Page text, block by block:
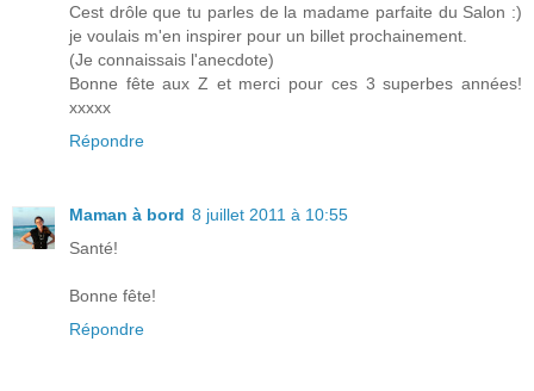
Cest drôle que tu parles de la madame parfaite du Salon :)
je voulais m'en inspirer pour un billet prochainement.
(Je connaissais l'anecdote)
Bonne fête aux Z et merci pour ces 3 superbes années!
xxxxx
Répondre
Maman à bord 8 juillet 2011 à 10:55
Santé!
Bonne fête!
Répondre